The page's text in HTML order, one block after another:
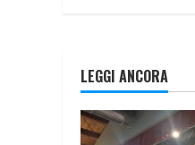
LEGGI ANCORA